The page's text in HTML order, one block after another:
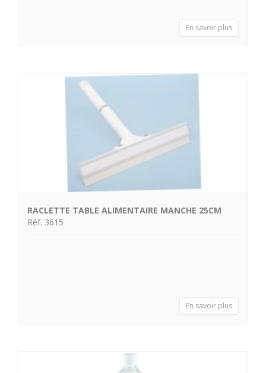
En savoir plus
RACLETTE TABLE ALIMENTAIRE MANCHE 25CM
Réf. 3615
En savoir plus